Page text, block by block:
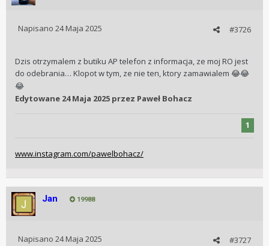
#3726
Napisano 24 Maja 2025
Dzis otrzymalem z butiku AP telefon z informacja, ze moj RO jest
do odebrania… Klopot w tym, ze nie ten, ktory zamawialem 😂😂
😂
Edytowane 24 Maja 2025 przez Paweł Bohacz
1
www.instagram.com/pawelbohacz/
Jan 19988
#3727
Napisano 24 Maja 2025